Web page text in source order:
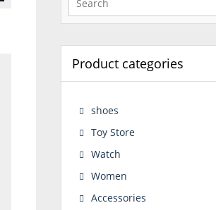
Product categories
shoes
Toy Store
Watch
Women
Accessories